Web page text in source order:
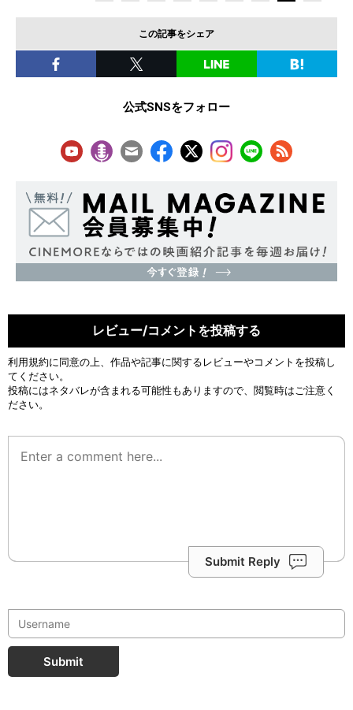
この記事をシェア
公式SNSをフォロー
レビュー/コメントを投稿する
利用規約に同意の上、作品や記事に関するレビューやコメントを投稿し
てください。
投稿にはネタバレが含まれる可能性もありますので、閲覧時はご注意く
ださい。
Submit Reply
Submit